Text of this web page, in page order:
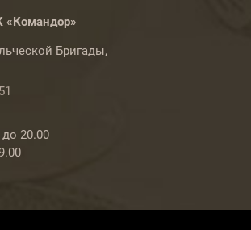
«Командор»
Бригады,
20.00